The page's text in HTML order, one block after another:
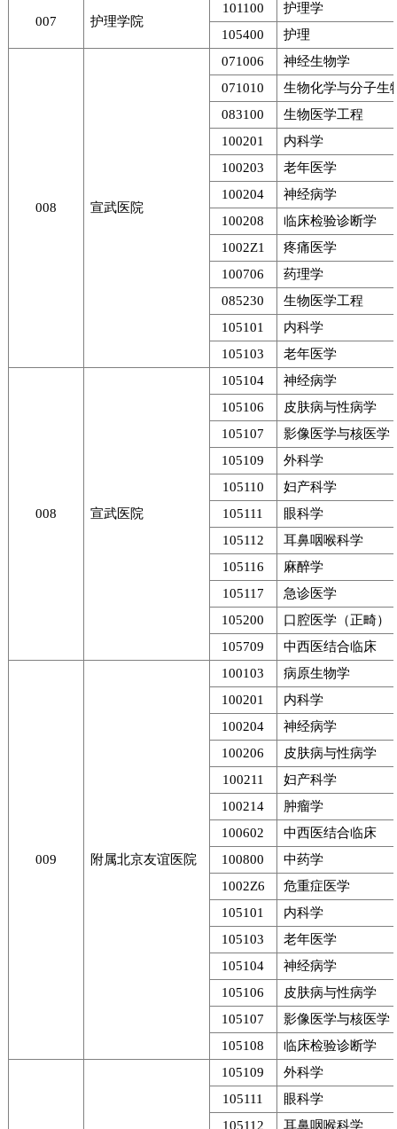
007 护理学院
101100
护理学
105400
护理
008 宣武医院
071006
神经生物学
071010
生物化学与分子生
083100
生物医学工程
100201
内科学
100203
老年医学
100204
神经病学
100208
临床检验诊断学
1002Z1
疼痛医学
100706
药理学
085230
生物医学工程
105101
内科学
105103
老年医学
008 宣武医院
105104
神经病学
105106
皮肤病与性病学
105107
影像医学与核医学
105109
外科学
105110
妇产科学
105111
眼科学
105112
耳鼻咽喉科学
105116
麻醉学
105117
急诊医学
105200
口腔医学（正畸）
105709
中西医结合临床
009 附属北京友谊医院
100103
病原生物学
100201
内科学
100204
神经病学
100206
皮肤病与性病学
100211
妇产科学
100214
肿瘤学
100602
中西医结合临床
100800
中药学
1002Z6
危重症医学
105101
内科学
105103
老年医学
105104
神经病学
105106
皮肤病与性病学
105107
影像医学与核医学
105108
临床检验诊断学
105109
外科学
105111
眼科学
105112
耳鼻咽喉科学